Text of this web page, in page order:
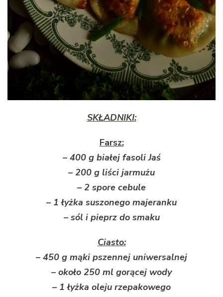
SKŁADNIKI:
Farsz:
– 400 g białej fasoli Jaś
– 200 g liści jarmużu
– 2 spore cebule
– 1 łyżka suszonego majeranku
– sól i pieprz do smaku
Ciasto:
– 450 g mąki pszennej uniwersalnej
– około 250 ml gorącej wody
– 1 łyżka oleju rzepakowego